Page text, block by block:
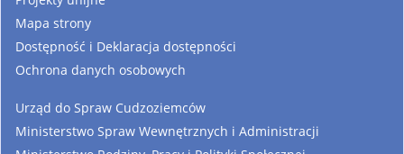
Mapa strony
Dostępność i Deklaracja dostępności
Ochrona danych osobowych
Urząd do Spraw Cudzoziemców
Ministerstwo Spraw Wewnętrznych i Administracji